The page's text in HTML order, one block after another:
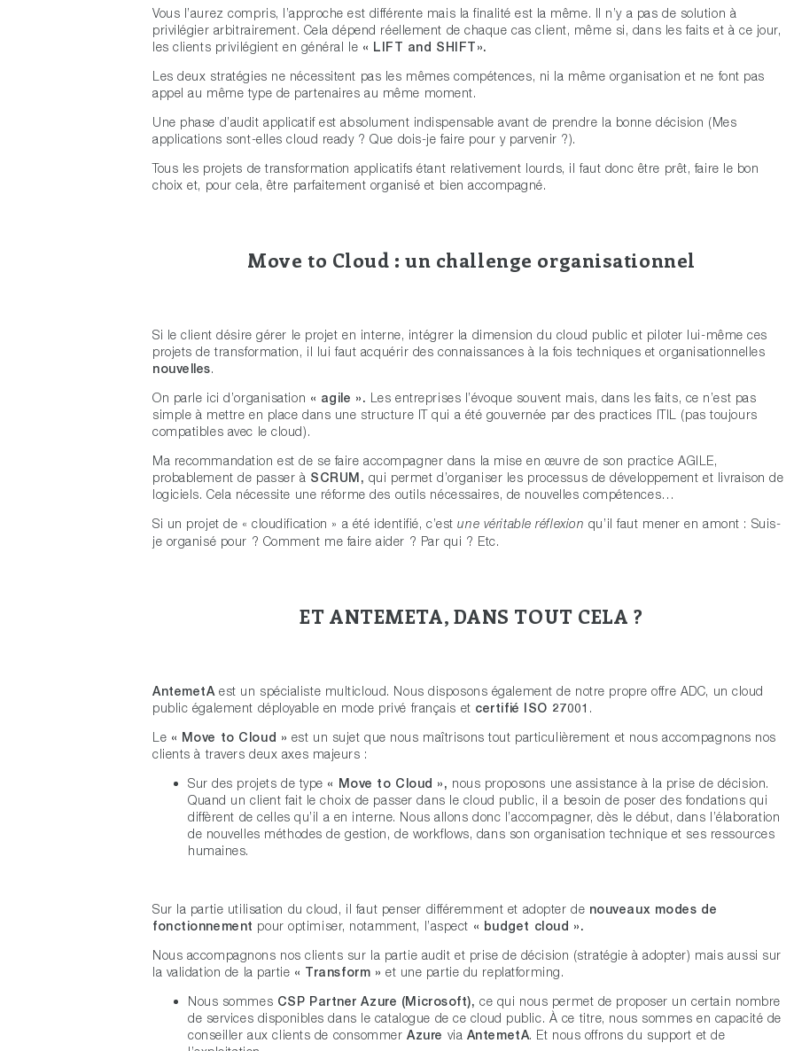
Vous l’aurez compris, l’approche est différente mais la finalité est la même. Il n’y a pas de solution à
privilégier arbitrairement. Cela dépend réellement de chaque cas client, même si, dans les faits et à ce jour,
les clients privilégient en général le « LIFT and SHIFT».
Les deux stratégies ne nécessitent pas les mêmes compétences, ni la même organisation et ne font pas
appel au même type de partenaires au même moment.
Une phase d’audit applicatif est absolument indispensable avant de prendre la bonne décision (Mes
applications sont-elles cloud ready ? Que dois-je faire pour y parvenir ?).
Tous les projets de transformation applicatifs étant relativement lourds, il faut donc être prêt, faire le bon
choix et, pour cela, être parfaitement organisé et bien accompagné.
Move to Cloud : un challenge organisationnel
Si le client désire gérer le projet en interne, intégrer la dimension du cloud public et piloter lui-même ces
projets de transformation, il lui faut acquérir des connaissances à la fois techniques et organisationnelles
nouvelles.
On parle ici d’organisation « agile ». Les entreprises l’évoque souvent mais, dans les faits, ce n’est pas
simple à mettre en place dans une structure IT qui a été gouvernée par des practices ITIL (pas toujours
compatibles avec le cloud).
Ma recommandation est de se faire accompagner dans la mise en œuvre de son practice AGILE,
probablement de passer à SCRUM, qui permet d’organiser les processus de développement et livraison de
logiciels. Cela nécessite une réforme des outils nécessaires, de nouvelles compétences…
Si un projet de « cloudification » a été identifié, c’estune véritable réflexion qu’il faut mener en amont : Suis-
je organisé pour ? Comment me faire aider ? Par qui ? Etc.
ET ANTEMETA, DANS TOUT CELA ?
AntemetAest un spécialiste multicloud. Nous disposons également de notre propre offre ADC, un cloud
public également déployable en mode privé français et certifié ISO 27001 .
Le « Move to Cloud » est un sujet que nous maîtrisons tout particulièrement et nous accompagnons nos
clients à travers deux axes majeurs :
Sur des projets de type « Move to Cloud », nous proposons une assistance à la prise de décision.
Quand un client fait le choix de passer dans le cloud public, il a besoin de poser des fondations qui
diffèrent de celles qu’il a en interne. Nous allons donc l’accompagner, dès le début, dans l’élaboration
de nouvelles méthodes de gestion, de workflows, dans son organisation technique et ses ressources
humaines.
Sur la partie utilisation du cloud, il faut penser différemment et adopter de nouveaux modes de
fonctionnement pour optimiser, notamment, l’aspect « budget cloud ».
Nous accompagnons nos clients sur la partie audit et prise de décision (stratégie à adopter) mais aussi sur
la validation de la partie « Transform » et une partie du replatforming.
Nous sommes CSP Partner Azure (Microsoft),ce qui nous permet de proposer un certain nombre
de services disponibles dans le catalogue de ce cloud public. À ce titre, nous sommes en capacité de
conseiller aux clients de consommerAzure via AntemetA. Et nous offrons du support et de